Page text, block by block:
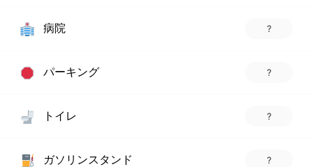
病院 ?
パーキング ?
トイレ ?
ガソリンスタンド ?